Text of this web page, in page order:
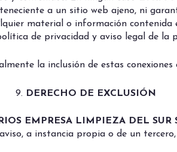
a un sitio web ajeno, ni
material o información contenida
de privacidad y aviso legal de la
la inclusión de estas
DERECHO DE EXCLUSIÓN
EMPRESA LIMPIEZA DEL SUR
a instancia propia o de un